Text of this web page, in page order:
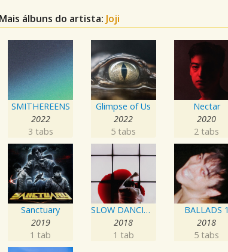
Mais álbuns do artista: Joji
SMITHEREENS
2022
3 tabs
Glimpse of Us
2022
5 tabs
Nectar
2020
2 tabs
Sanctuary
2019
1 tab
SLOW DANCING IN THE DARK
2018
1 tab
BALLADS
2018
5 tabs